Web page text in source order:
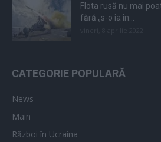
Flota rusă nu mai
fără „s-o ia în...
CATEGORIE POPULARĂ
News
Main
Război în Ucraina